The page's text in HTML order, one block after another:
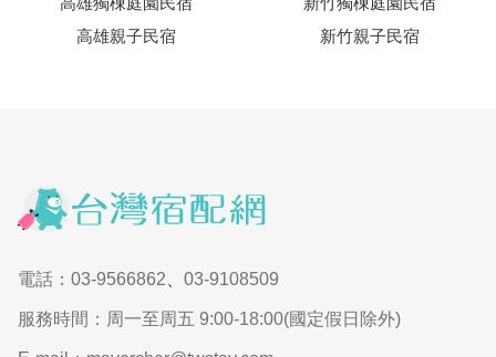
高雄親子民宿
新竹親子民宿
電話：03-9566862 03-9108509
服務時間：周一至周五 9:00-18:00(國定假日除外)